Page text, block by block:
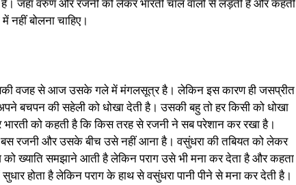
जहां वरुण और रजनी को लेकर भारती चॉल वालों से लड़ती है और कहती
बोलना चाहिए।
वजह से आज उसके गले में मंगलसूत्र है। लेकिन इस कारण ही जसप्रीत
बचपन की सहेली को धोखा देती है। उसकी बहु तो हर किसी को धोखा
को कहती है कि किस तरह से रजनी ने सब परेशान कर रखा है।
बस रजनी और उसके बीच उसे नहीं आना है। वसुंधरा की तबियत को लेकर
को ख्याति समझाने आती है लेकिन पराग उसे भी मना कर देता है और कहता
होता है लेकिन पराग के हाथ से वसुंधरा पानी पीने से मना कर देती है।